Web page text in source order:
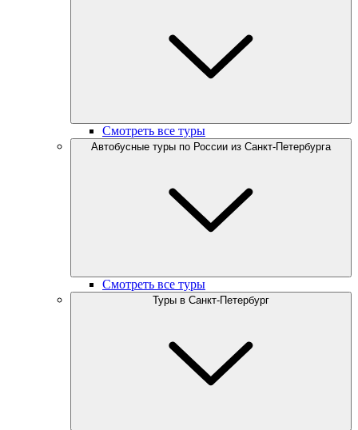
Смотреть все туры
Автобусные туры по России из Санкт-Петербурга
Смотреть все туры
Туры в Санкт-Петербург